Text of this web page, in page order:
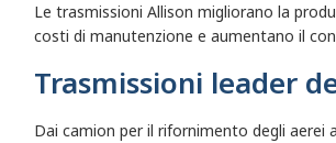
Le trasmissioni Allison migliorano la
costi di manutenzione e aumentano il
Trasmissioni leader
Dai camion per il rifornimento degli aerei